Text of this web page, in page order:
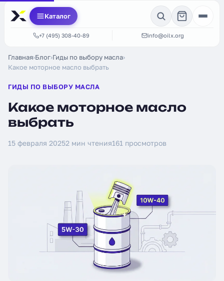
Каталог
+7 (495) 308-40-89 info@oilx.org
Главная›Блог›Гиды по выбору масла›
Какое моторное масло выбрать
ГИДЫ ПО ВЫБОРУ МАСЛА
Какое моторное масло
выбрать
15 февраля 20252 мин чтения161 просмотров